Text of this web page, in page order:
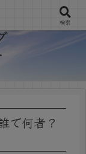
で何者？
検索